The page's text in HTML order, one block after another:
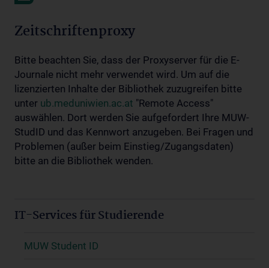
Zeitschriftenproxy
Bitte beachten Sie, dass der Proxyserver für die E-
Journale nicht mehr verwendet wird. Um auf die
lizenzierten Inhalte der Bibliothek zuzugreifen bitte
unter ub.meduniwien.ac.at "Remote Access"
auswählen. Dort werden Sie aufgefordert Ihre MUW-
StudID und das Kennwort anzugeben. Bei Fragen und
Problemen (außer beim Einstieg/Zugangsdaten)
bitte an die Bibliothek wenden.
IT-Services für Studierende
MUW Student ID